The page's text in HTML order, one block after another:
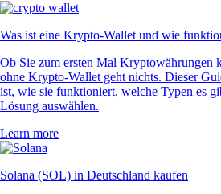
Was ist eine Krypto-Wallet und wie
Ob Sie zum ersten Mal Kryptowährungen
ohne Krypto-Wallet geht nichts. Dieser
ist, wie sie funktioniert, welche Typen es
Lösung auswählen.
Learn more
Solana (SOL) in Deutschland kaufen